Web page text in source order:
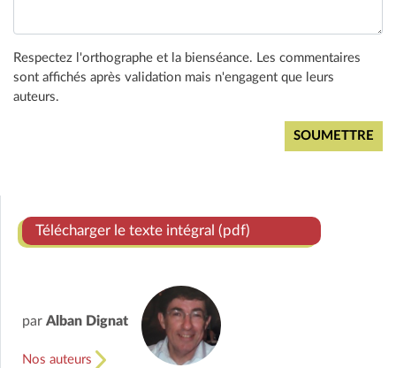
Respectez l'orthographe et la bienséance. Les commentaires
sont affichés après validation mais n'engagent que leurs
auteurs.
Télécharger le texte intégral (pdf)
par Alban Dignat
Nos auteurs